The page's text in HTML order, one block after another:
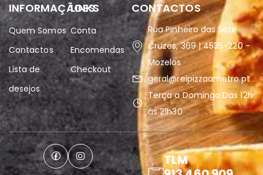
INFORMAÇÃOES
Quem Somos
Contactos
Lista de
desejos
LINKS
Conta
Encomendas
Checkout
CONTACTOS
Rua Pinheiro das Sete
Cruzes, 369 | 4535-220 -
Mozelos
geral@reipizzaametro.pt
Terça a Domingo Das 12h
ás 21h30
TLM